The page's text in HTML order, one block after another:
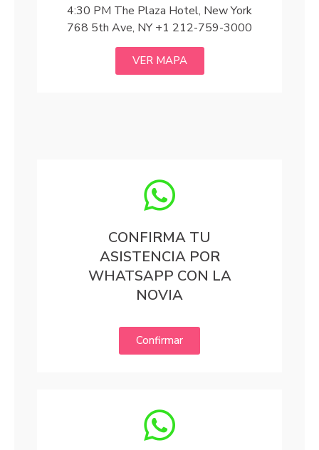
4:30 PM The Plaza Hotel, New York
768 5th Ave, NY +1 212-759-3000
VER MAPA
CONFIRMA TU
ASISTENCIA POR
WHATSAPP CON LA
NOVIA
Confirmar